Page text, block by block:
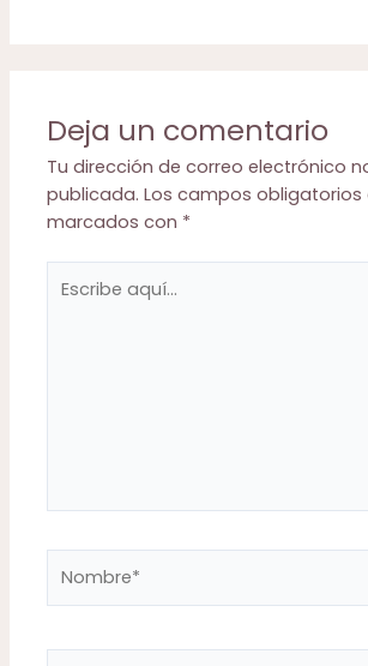
Deja un comentario
Tu dirección de correo electrónico
publicada. Los campos obligatorios
marcados con *
aquí...